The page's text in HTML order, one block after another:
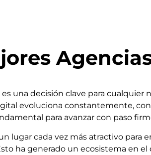
una decisión clave para
evoluciona constantemente,
para avanzar con paso
lugar cada vez más atractivo
ha generado un ecosistema en